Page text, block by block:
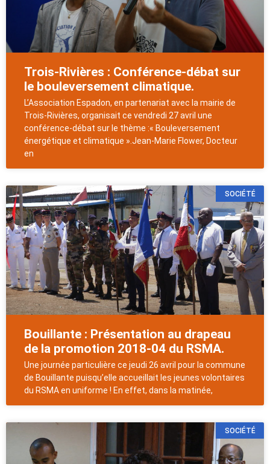
Trois-Rivières : Conférence-débat sur
le bouleversement climatique.
L’Association Espadon, en partenariat avec la mairie de
Trois-Rivières, organisait ce vendredi 27 avril une
conférence-débat sur le thème :« Bouleversement
énergétique et climatique ».Jean-Marie Flower, Docteur
en
SOCIÉTÉ
Bouillante : Présentation au drapeau
de la promotion 2018-04 du RSMA.
Une journée particulière ce jeudi 26 avril pour la commune
de Bouillante puisqu’elle accueillait les jeunes volontaires
du RSMA en uniforme ! En effet, dans la matinée,
SOCIÉTÉ